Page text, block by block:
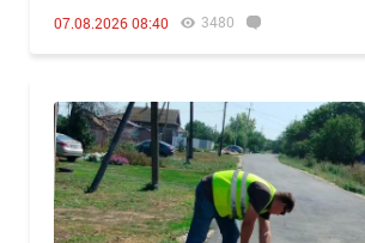
07.08.2026 08:40 3480